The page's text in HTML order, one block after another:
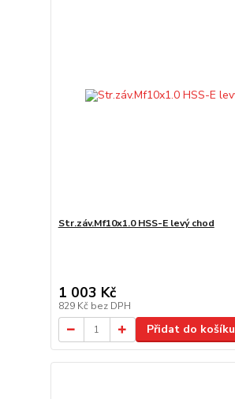
Str.záv.Mf10x1.0 HSS-E levý chod
1 003 Kč
829 Kč bez DPH
Přidat do košíku